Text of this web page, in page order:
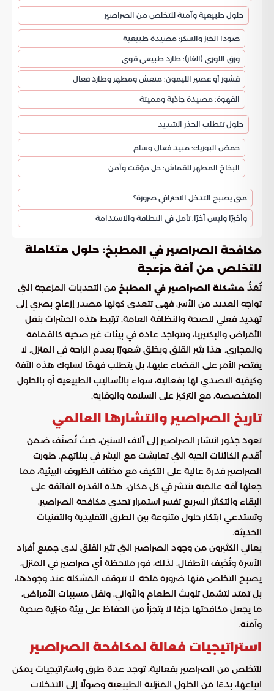
حلول طبيعية وآمنة للتخلص من الصراصير
صودا الخبز والسكر: مصيدة طبيعية
ورق اللوري (الغار): طارد طبيعي قوي
قشور أو عصير الليمون: منعش ومطهر وطارد فعال
القهوة: مصيدة جاذبة ومميتة
حلول تتطلب الحذر الشديد
حمض البوريك: مبيد فعال وسام
البخاخ المطهر للقماش: حل مؤقت وآمن
متى يصبح التدخل الاحترافي ضرورة؟
وأخيرًا وليس آخرًا: تأمل في النظافة والاستدامة
مكافحة الصراصير في المطبخ: حلول متكاملة
للتخلص من آفة مزعجة
تُعَدُّ مشكلة الصراصير في المطبخ من التحديات المزعجة التي
تواجه العديد من الأسر، فهي تتعدى كونها مصدر إزعاج بصري إلى
تهديد فعلي للصحة والنظافة العامة. ترتبط هذه الحشرات بنقل
الأمراض والبكتيريا، وتتواجد عادة في بيئات غير صحية كالقمامة
والمجاري. هذا يثير القلق ويخلق شعورًا بعدم الراحة في المنزل. لا
يقتصر الأمر على القضاء عليها، بل يتطلب فهمًا لسلوك هذه الآفة
وكيفية التصدي لها بفعالية، سواء بالأساليب الطبيعية أو بالحلول
المتخصصة، مع التركيز على السلامة والوقاية.
تاريخ الصراصير وانتشارها العالمي
تعود جذور انتشار الصراصير إلى آلاف السنين، حيث تُصنّف ضمن
أقدم الكائنات الحية التي تعايشت مع البشر في بيئاتهم. طورت
الصراصير قدرة عالية على التكيف مع مختلف الظروف البيئية، مما
جعلها آفة عالمية تنتشر في كل مكان. هذه القدرة الفائقة على
البقاء والتكاثر السريع تفسر استمرار تحدي مكافحة الصراصير،
وتستدعي ابتكار حلول متنوعة بين الطرق التقليدية والتقنيات
الحديثة.
يعاني الكثيرون من وجود الصراصير التي تثير القلق لدى جميع أفراد
الأسرة وتُخيف الأطفال. لذلك، فور ملاحظة أي صراصير في المنزل،
يصبح التخلص منها ضرورة ملحة. لا تتوقف المشكلة عند وجودها،
بل تمتد لتشمل تلويث الطعام والأواني، ونقل مسببات الأمراض،
ما يجعل مكافحتها جزءًا لا يتجزأ من الحفاظ على بيئة منزلية صحية
وآمنة.
استراتيجيات فعالة لمكافحة الصراصير
للتخلص من الصراصير بفعالية، توجد عدة طرق واستراتيجيات يمكن
اتباعها، بدءًا من الحلول المنزلية الطبيعية وصولًا إلى التدخلات